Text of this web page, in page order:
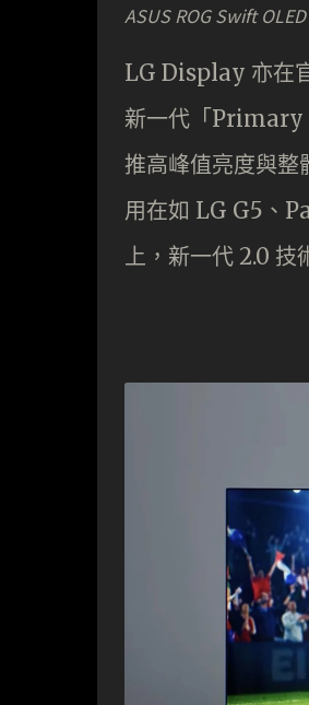
ASUS ROG Swift
​LG Display 亦在
新一代「Primary
推高峰值亮度與
用在如 LG G5、
上，新一代 2.0